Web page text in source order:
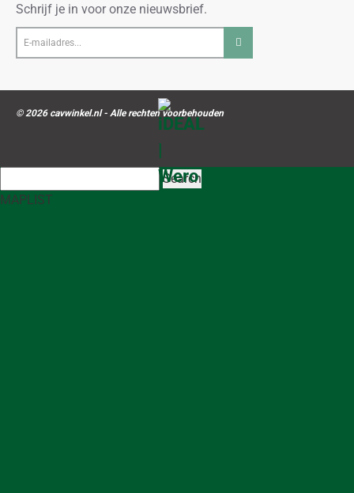
Schrijf je in voor onze nieuwsbrief.
mailadres...
© 2026 cavwinkel.nl - Alle rechten voorbehouden
Search
MAPLIST